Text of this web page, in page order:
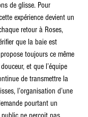
de glisse. Pour
expérience devient un
retour à Roses,
que la baie est
toujours ce même
et que l’équipe
de transmettre la
l’organisation d’une
pourtant un